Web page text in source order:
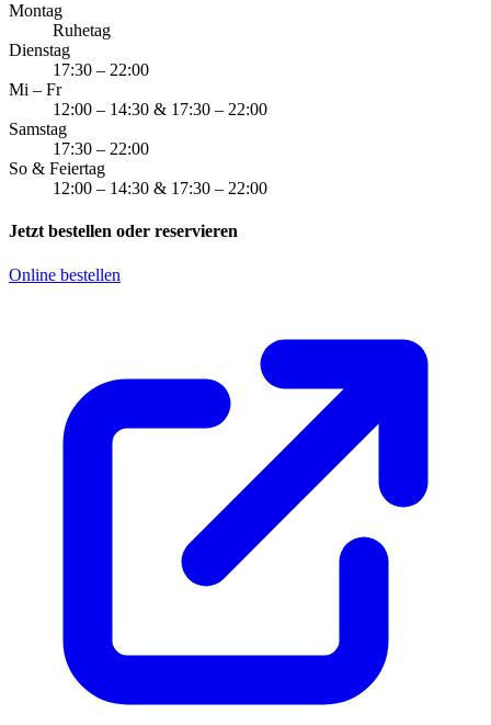
Montag
Ruhetag
Dienstag
17:30 – 22:00
Mi – Fr
12:00 – 14:30 & 17:30 – 22:00
Samstag
17:30 – 22:00
So & Feiertag
12:00 – 14:30 & 17:30 – 22:00
Jetzt bestellen oder reservieren
Online bestellen